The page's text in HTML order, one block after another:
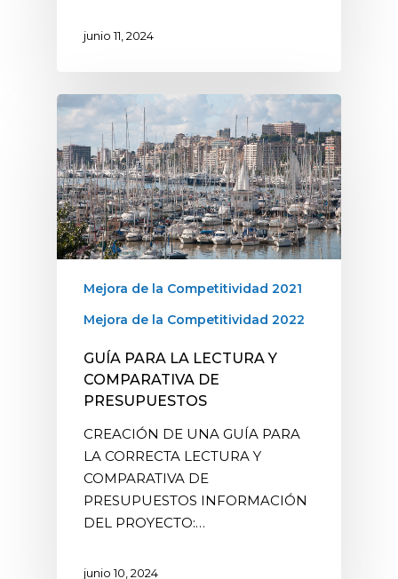
junio 11, 2024
Mejora de la Competitividad 2021
Mejora de la Competitividad 2022
GUÍA PARA LA LECTURA Y
COMPARATIVA DE
PRESUPUESTOS
CREACIÓN DE UNA GUÍA PARA
LA CORRECTA LECTURA Y
COMPARATIVA DE
PRESUPUESTOS INFORMACIÓN
DEL PROYECTO:…
junio 10, 2024